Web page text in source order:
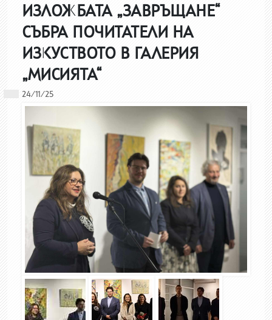
ИЗЛОЖБАТА „ЗАВРЪЩАНЕ“
СЪБРА ПОЧИТАТЕЛИ НА
ИЗКУСТВОТО В ГАЛЕРИЯ
„МИСИЯТА“
24/11/25